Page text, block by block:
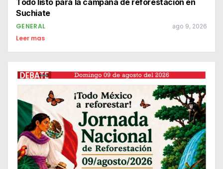
Todo listo para la campaña de reforestación en
Suchiate
GENERAL ago 9, 2026
Leer mas